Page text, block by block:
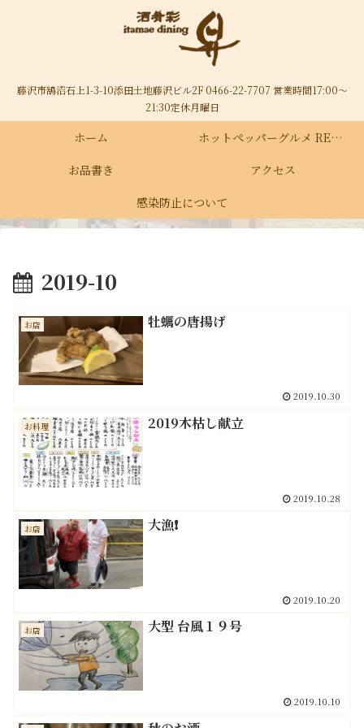
藤沢市鵠沼石上1-3-10添田土地藤沢ビル2F 0466-22-7707 営業時間17:00～
21:30定休月曜日
ホーム
ホットペッパーグルメ RECRUIT
お品書き
アクセス
感染防止について
2019-10
お店 牡蠣の唐揚げ
2019.10.30
お料理 2019木枯し献立
2019.10.28
お店 大漁❗️
2019.10.20
お店 大型 台風１９号
2019.10.10